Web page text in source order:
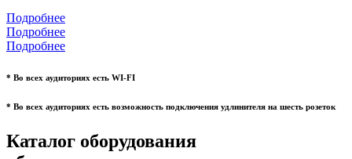
Подробнее
Подробнее
Подробнее
* Во всех аудиториях есть WI-FI
* Во всех аудиториях есть возможность подключения удлинителя на шесть розеток
Каталог оборудования